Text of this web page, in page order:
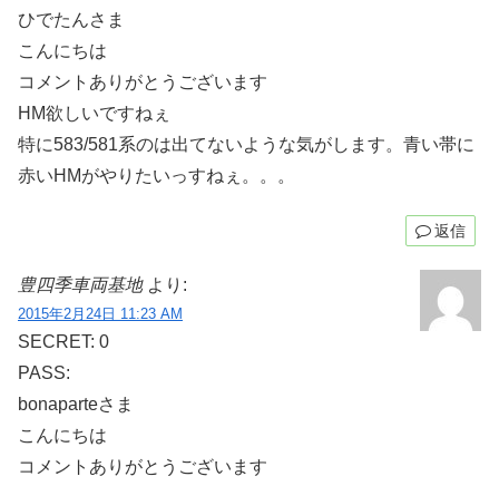
ひでたんさま
こんにちは
コメントありがとうございます
HM欲しいですねぇ
特に583/581系のは出てないような気がします。青い帯に
赤いHMがやりたいっすねぇ。。。
返信
豊四季車両基地 より:
2015年2月24日 11:23 AM
SECRET: 0
PASS:
bonaparteさま
こんにちは
コメントありがとうございます